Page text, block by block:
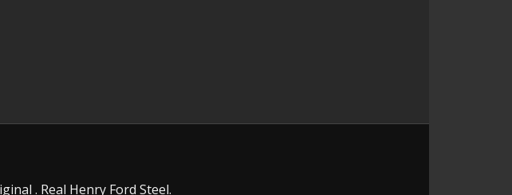
. Real Henry Ford Steel.